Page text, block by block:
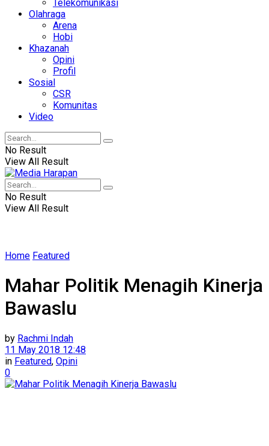
Telekomunikasi
Olahraga
Arena
Hobi
Khazanah
Opini
Profil
Sosial
CSR
Komunitas
Video
No Result
View All Result
No Result
View All Result
Home Featured
Mahar Politik Menagih Kinerja
Bawaslu
by Rachmi Indah
11 May 2018 12:48
in Featured, Opini
0